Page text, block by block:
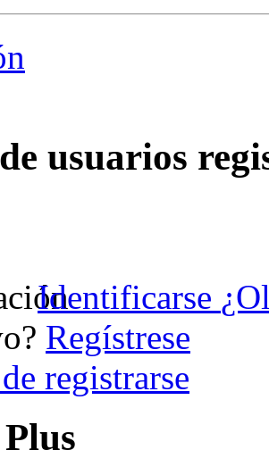
usuarios
Identificarse
Regístrese
registrarse